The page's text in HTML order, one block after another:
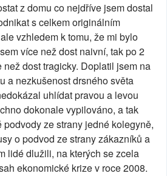
z domu co nejdříve jsem dostal
s celkem originálním
vzhledem k tomu, že mi bylo
více než dost naivní, tak po 2
dost tragicky. Doplatil jsem na
a nezkušenost drsného světa
uhlídat pravou a levou
dokonale vypilováno, a tak
ze strany jedné kolegyně,
o podvod ze strany zákazníků a
lidé dlužili, na kterých se zcela
ekonomické krize v roce 2008.